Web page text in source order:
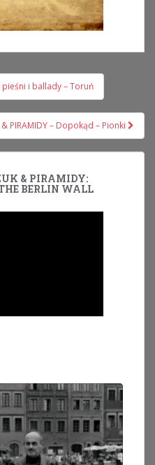
pieśni i ballady – Toruń
PIRAMIDY – Dopokąd – Pionki
& PIRAMIDY:
BERLIN WALL